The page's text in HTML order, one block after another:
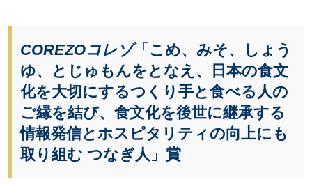
COREZOコレゾ「こめ、みそ、しょう
ゆ、とじゅもんをとなえ、日本の食文
化を大切にするつくり手と食べる人の
ご縁を結び、食文化を後世に継承する
情報発信とホスピタリティの向上にも
取り組む つなぎ人」賞